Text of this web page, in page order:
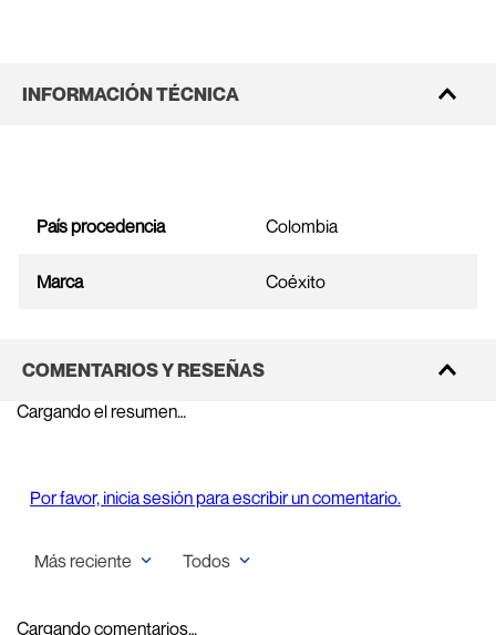
INFORMACIÓN TÉCNICA
País procedencia Colombia
Marca Coéxito
COMENTARIOS Y RESEÑAS
Cargando el resumen…
Por favor, inicia sesión para escribir un comentario.
Más reciente Todos
Cargando comentarios…